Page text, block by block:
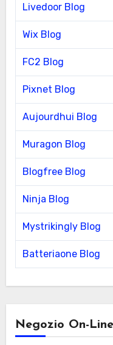
Livedoor Blog
Wix Blog
FC2 Blog
Pixnet Blog
Aujourdhui Blog
Muragon Blog
Blogfree Blog
Ninja Blog
Mystrikingly Blog
Batteriaone Blog
Negozio On-